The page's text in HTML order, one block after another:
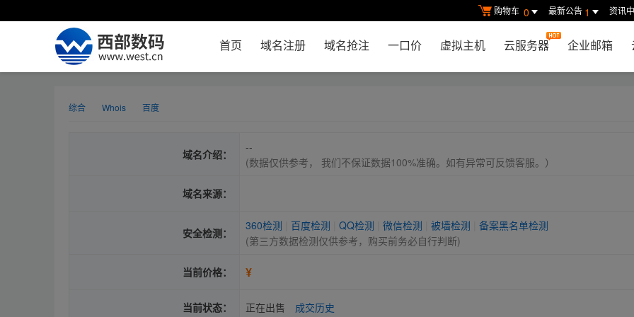
购物车 0 最新公告 1 资讯
首页 域名注册 域名抢注 一口价 虚拟主机 云服务器 企业邮箱
综合 Whois 百度
域名介绍：
--
(数据仅供参考， 我们不保证数据100%准确。如有异常可反馈客服。）
域名来源：
安全检测：
360检测 百度检测 QQ检测 微信检测 被墙检测
备案黑名单检测
(第三方数据检测仅供参考，购买前务必自行判断)
当前价格： ¥
当前状态： 正在出售 成交历史